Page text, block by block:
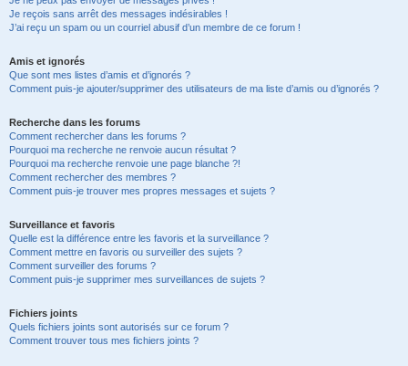
Je reçois sans arrêt des messages indésirables !
J’ai reçu un spam ou un courriel abusif d’un membre de ce forum !
Amis et ignorés
Que sont mes listes d’amis et d’ignorés ?
Comment puis-je ajouter/supprimer des utilisateurs de ma liste d’amis ou d’ignorés ?
Recherche dans les forums
Comment rechercher dans les forums ?
Pourquoi ma recherche ne renvoie aucun résultat ?
Pourquoi ma recherche renvoie une page blanche ?!
Comment rechercher des membres ?
Comment puis-je trouver mes propres messages et sujets ?
Surveillance et favoris
Quelle est la différence entre les favoris et la surveillance ?
Comment mettre en favoris ou surveiller des sujets ?
Comment surveiller des forums ?
Comment puis-je supprimer mes surveillances de sujets ?
Fichiers joints
Quels fichiers joints sont autorisés sur ce forum ?
Comment trouver tous mes fichiers joints ?